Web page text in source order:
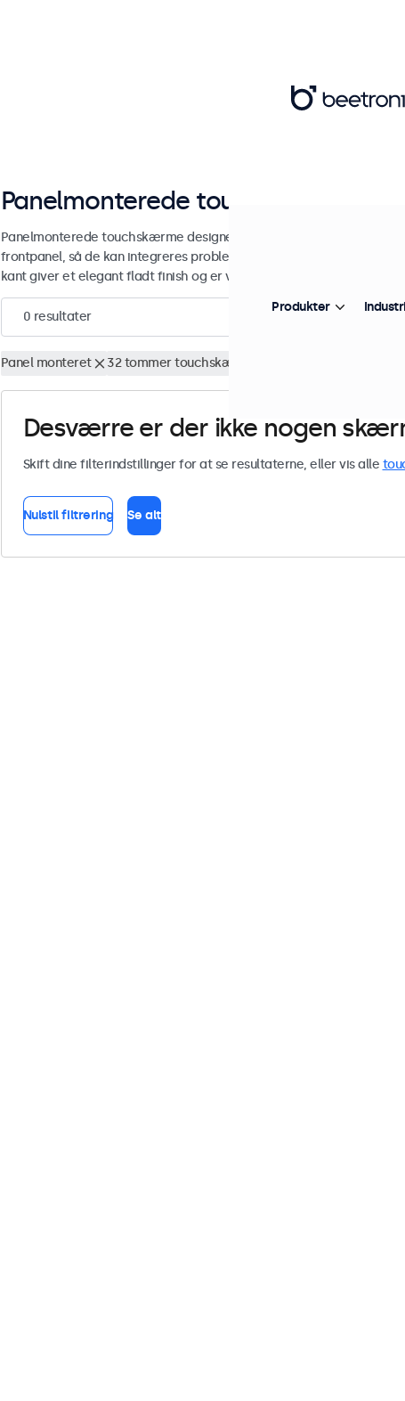
Panelmonterede touchskærme
Panelmonterede touchskærme designet med et robust
frontpanel, så de kan integreres problemfrit i enhver brugsform og
kant giver et elegant fladt finish og er velegnet til både vandret- og
0 resultater
Panel monteret 32 tommer touchskærme
Desværre er der ikke nogen
Skift dine filterindstillinger for at se resultaterne, eller vis alle
Nulstil filtrering Se alt
Produkter